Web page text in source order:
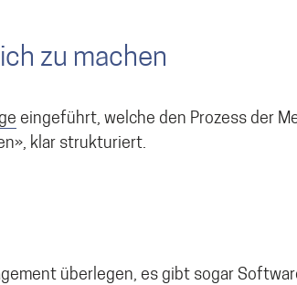
zu machen
eingeführt, welche den Prozess der
klar strukturiert.
überlegen, es gibt sogar